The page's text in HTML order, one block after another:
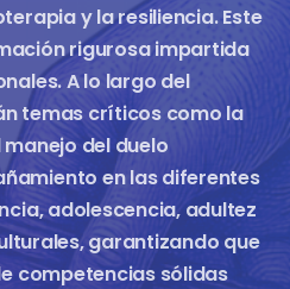
y la resiliencia. Este
rigurosa impartida
A lo largo del
temas críticos como la
del duelo
en las diferentes
adolescencia, adultez
garantizando que
competencias sólidas